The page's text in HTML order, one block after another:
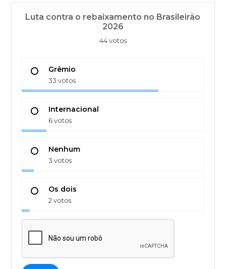
Luta contra o rebaixamento no Brasileirão
2026
44 votos
Grêmio
33 votos
Internacional
6 votos
Nenhum
3 votos
Os dois
2 votos